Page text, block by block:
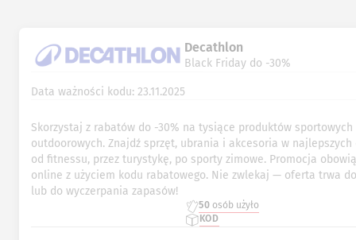
Decathlon
Black Friday do -30%
Data ważności kodu: 23.11.2025
50 osób użyło
KOD
Skorzystaj z rabatów do -30% na tysiące produktów sportowych
outdoorowych. Znajdź sprzęt, ubrania i akcesoria w
od fitnessu, przez turystykę, po sporty zimowe. Promocja
online z użyciem kodu rabatowego. Nie zwlekaj — oferta trwa do
lub do wyczerpania zapasów!